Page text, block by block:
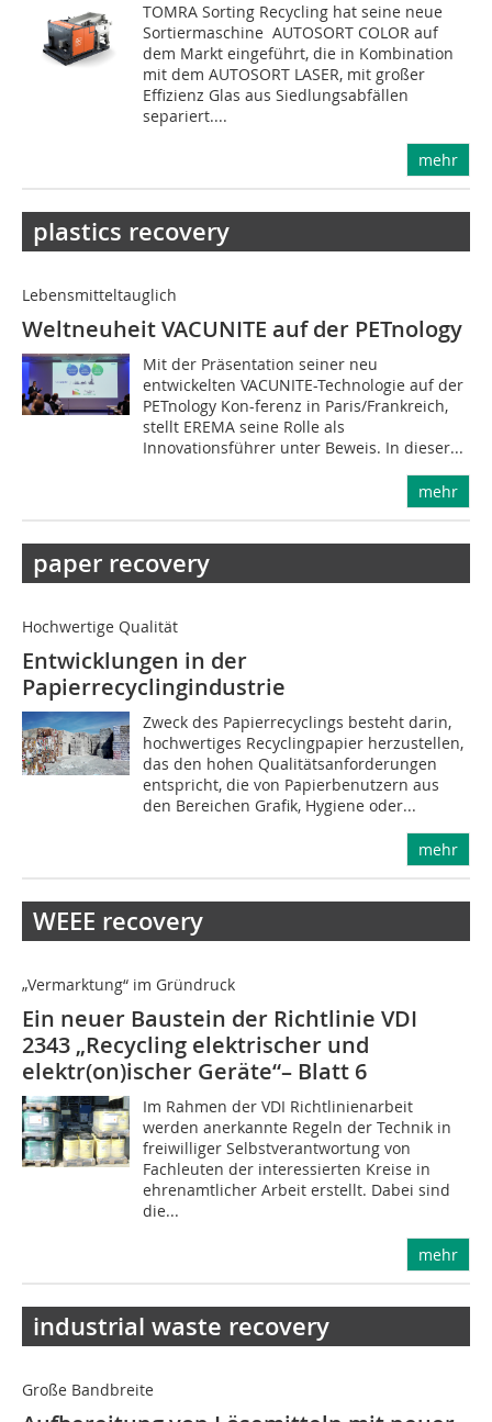
TOMRA Sorting Recycling hat seine neue
Sortiermaschine AUTOSORT COLOR auf
dem Markt eingeführt, die in Kombination
mit dem AUTOSORT LASER, mit großer
Effizienz Glas aus Siedlungsabfällen
separiert....
mehr
plastics recovery
Lebensmitteltauglich
Weltneuheit VACUNITE auf der PETnology
Mit der Präsentation seiner neu
entwickelten VACUNITE-Technologie auf der
PETnology Kon-fe­renz in Paris/Frankreich,
stellt EREMA seine Rolle als
Innovationsführer unter Beweis. In die­ser...
mehr
paper recovery
Hochwertige Qualität
Entwicklungen in der
Papierrecyclingindustrie
Zweck des Papierrecyclings besteht darin,
hochwertiges Recyclingpapier herzustellen,
das den hohen Qualitätsanforderungen
entspricht, die von Papierbenutzern aus
den Bereichen Grafik, Hygiene oder...
mehr
WEEE recovery
„Vermarktung“ im Gründruck
Ein neuer Baustein der Richtlinie VDI
2343 „Recycling elektrischer und
elektr(on)ischer Geräte“– Blatt 6
Im Rahmen der VDI Richtlinienarbeit
werden anerkannte Regeln der Technik in
freiwilliger Selbstverantwortung von
Fachleuten der interessierten Kreise in
ehrenamtlicher Arbeit erstellt. Dabei sind
die...
mehr
industrial waste recovery
Große Bandbreite